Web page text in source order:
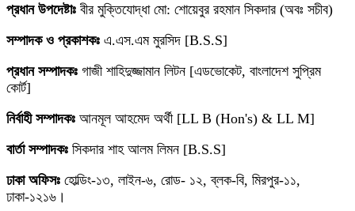
প্রধান উপদেষ্টাঃ বীর মুক্তিযোদ্ধা মো: শোয়েবুর রহমান সিকদার (অবঃ সচীব)
সম্পাদক ও প্রকাশকঃ এ.এস.এম মুরসিদ [B.S.S]
প্রধান সম্পাদকঃ গাজী শাহিদুজ্জামান লিটন [এডভোকেট, বাংলাদেশ সুপ্রিম
কোর্ট]
নির্বাহী সম্পাদকঃ আনমূল আহমেদ অর্থী [LL B (Hon's) & LL M]
বার্তা সম্পাদকঃ সিকদার শাহ আলম লিমন [B.S.S]
ঢাকা অফিসঃ হোল্ডিং-১৩, লাইন-৬, রোড- ১২, ব্লক-বি, মিরপুর-১১,
ঢাকা-১২১৬।